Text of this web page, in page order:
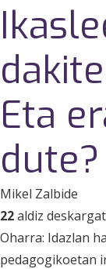
Eta
dute?
Mikel Zalbide
22aldiz
Oharra: Idazlan
pedagogikoetan